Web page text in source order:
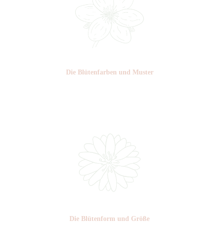
Die Blüten­farben und Muster
Die Blüten­form und Größe